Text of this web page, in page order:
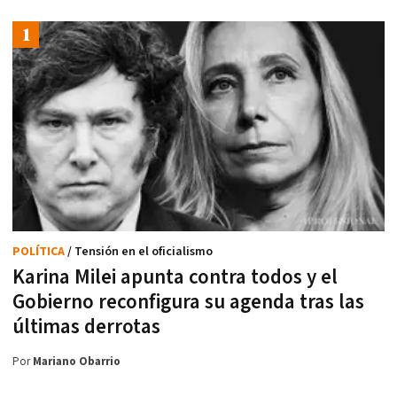
Karina Milei apunta contra todos y el
Gobierno reconfigura su agenda tras las
últimas derrotas
POLÍTICA/ Tensión en el oficialismo
PorMariano Obarrio